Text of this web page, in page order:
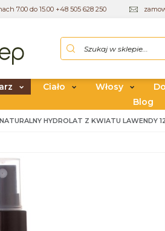
7.00 do 15.00 +48 505 628 250
Ciało Włosy
Blog
NATURALNY HYDROLAT Z KWIATU LAWENDY